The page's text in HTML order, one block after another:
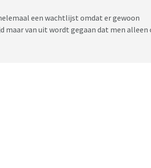
een wachtlijst omdat er gewoon
maar van uit wordt gegaan dat men alleen